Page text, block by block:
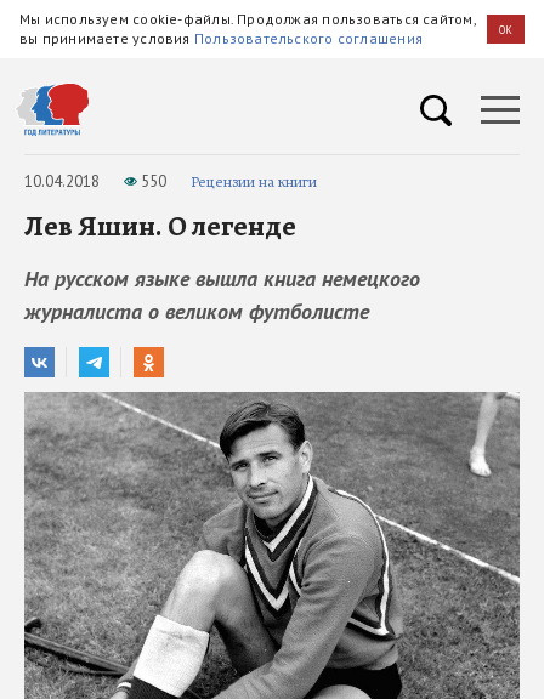
Мы используем cookie-файлы. Продолжая пользоваться сайтом,
вы принимаете условия Пользовательского соглашения OK
10.04.2018 550 Рецензии на книги
Лев Яшин. О легенде
На русском языке вышла книга немецкого
журналиста о великом футболисте